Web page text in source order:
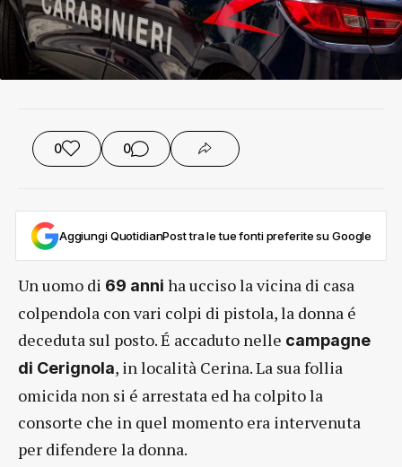
0 0
Aggiungi QuotidianPost tra le tue fonti preferite su Google
Un uomo di 69 anni ha ucciso la vicina di casa
colpendola con vari colpi di pistola, la donna é
deceduta sul posto. É accaduto nelle campagne
di Cerignola, in località Cerina. La sua follia
omicida non si é arrestata ed ha colpito la
consorte che in quel momento era intervenuta
per difendere la donna.